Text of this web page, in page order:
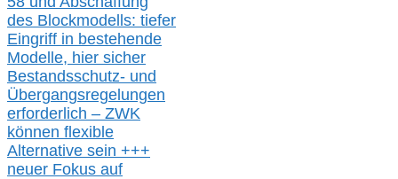
des Blockmodells: tiefer
Eingriff in bestehende
Modelle, hier sicher
Bestandsschutz- und
Übergangsregelungen
erforderlich – ZWK
können flexible
Alternative sein +++
neuer Fokus auf